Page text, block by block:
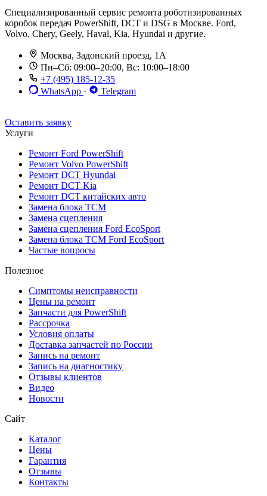
Специализированный сервис ремонта роботизированных
коробок передач PowerShift, DCT и DSG в Москве. Ford,
Volvo, Chery, Geely, Haval, Kia, Hyundai и другие.
Москва, Задонский проезд, 1А
Пн–Сб: 09:00–20:00, Вс: 10:00–18:00
+7 (495) 185-12-35
WhatsApp ·
Telegram
Оставить заявку
Услуги
Ремонт Ford PowerShift
Ремонт Volvo PowerShift
Ремонт DCT Hyundai
Ремонт DCT Kia
Ремонт DCT китайских авто
Замена блока TCM
Замена сцепления
Замена сцепления Ford EcoSport
Замена блока TCM Ford EcoSport
Частые вопросы
Полезное
Симптомы неисправности
Цены на ремонт
Запчасти для PowerShift
Рассрочка
Условия оплаты
Доставка запчастей по России
Запись на ремонт
Запись на диагностику
Отзывы клиентов
Видео
Новости
Сайт
Каталог
Цены
Гарантия
Отзывы
Контакты